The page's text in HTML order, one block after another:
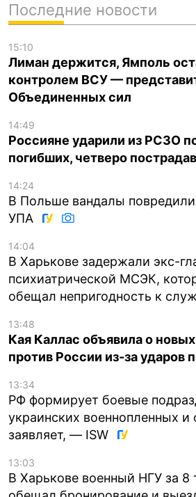
Последние новости
15:10
Лиман держится, Ямполь
контролем ВСУ —
Объединенных сил
14:49
Россияне ударили из РСЗО
погибших, четверо
14:24
В Польше вандалы
УПА
14:04
В Харькове задержали экс-
психиатрической МСЭК,
обещал непригодность к
13:48
Кая Каллас объявила о
против России из-за ударов
13:34
РФ формирует боевые
украинских военнопленных и
заявляет, — ISW
13:03
В Харькове военный НГУ за 8